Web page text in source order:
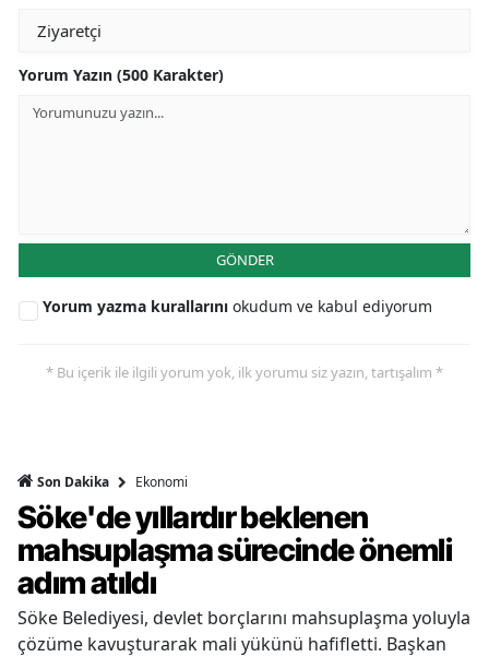
Yorum Yazın (500 Karakter)
GÖNDER
Yorum yazma kurallarını okudum ve kabul ediyorum
* Bu içerik ile ilgili yorum yok, ilk yorumu siz yazın, tartışalım *
Son Dakika Ekonomi
Söke'de yıllardır beklenen
mahsuplaşma sürecinde önemli
adım atıldı
Söke Belediyesi, devlet borçlarını mahsuplaşma yoluyla
çözüme kavuşturarak mali yükünü hafifletti. Başkan